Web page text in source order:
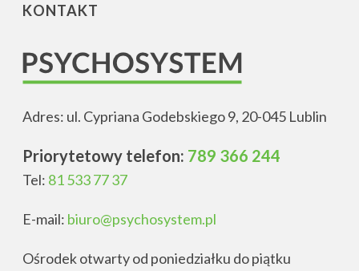
KONTAKT
Adres: ul. Cypriana Godebskiego 9, 20-045 Lublin
Priorytetowy telefon: 789 366 244
Tel: 81 533 77 37
E-mail: biuro@psychosystem.pl
Ośrodek otwarty od poniedziałku do piątku